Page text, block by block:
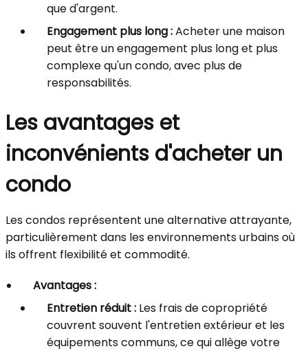
que d'argent.
Engagement plus long :Acheter une maison
peut être un engagement plus long et plus
complexe qu'un condo, avec plus de
responsabilités.
Les avantages et
inconvénients d'acheter un
condo
Les condos représentent une alternative attrayante,
particulièrement dans les environnements urbains où
ils offrent flexibilité et commodité.
Avantages :
Entretien réduit : Les frais de copropriété
couvrent souvent l'entretien extérieur et les
équipements communs, ce qui allège votre